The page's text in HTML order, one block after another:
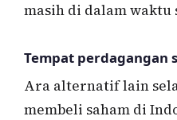
masih di dalam waktu
Tempat perdagangan
Ara alternatif lain
membeli saham di